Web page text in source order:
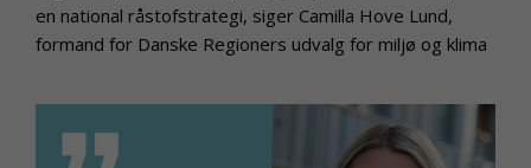
en national råstofstrategi, siger Camilla Hove Lund,
formand for Danske Regioners udvalg for miljø og klima